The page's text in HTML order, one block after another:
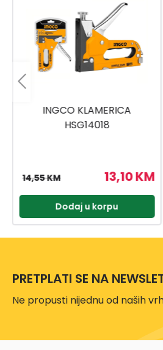
RAPID KLAMERICA R453
ERGONOMIC COMBI 530/6-
86,31 KM
95,90 KM
Dodaj u korpu
PRETPLATI SE NA
Ne propusti nijednu od naših